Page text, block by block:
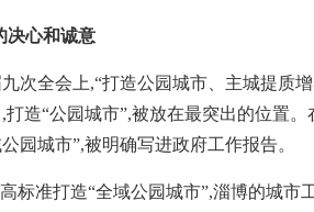
心和诚意
全会上,“打造公园城市、主城提质增
造“公园城市”,被放在最突出的位置
园城市”,被明确写进政府工作报告。
准打造“全域公园城市”,淄博的城市